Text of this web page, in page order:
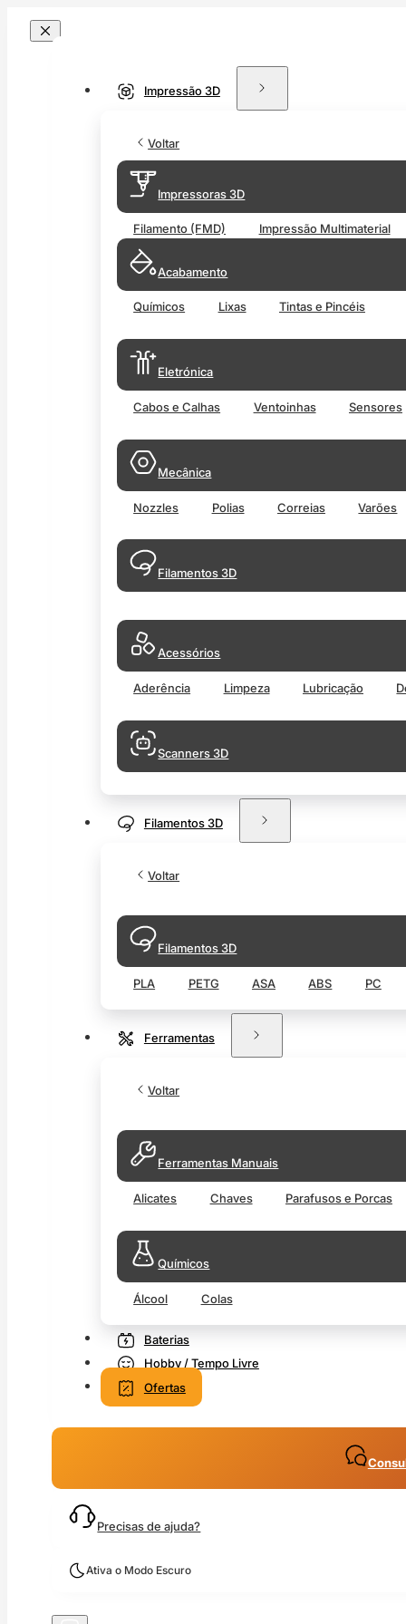
Impressão 3D
Voltar
Impressoras 3D
Filamento (FMD) Impressão Multimaterial
Acabamento
Químicos Lixas Tintas e Pincéis
Eletrónica
Cabos e Calhas Ventoinhas Sensores
Mecânica
Nozzles Polias Correias Varões
Filamentos 3D
Acessórios
Aderência Limpeza Lubricação
Scanners 3D
Filamentos 3D
Voltar
Filamentos 3D
PLA PETG ASA ABS PC
Ferramentas
Voltar
Ferramentas Manuais
Alicates Chaves Parafusos e Porcas
Químicos
Álcool Colas
Baterias
Hobby / Tempo Livre
Ofertas
Precisas de ajuda?
Ativa o Modo Escuro